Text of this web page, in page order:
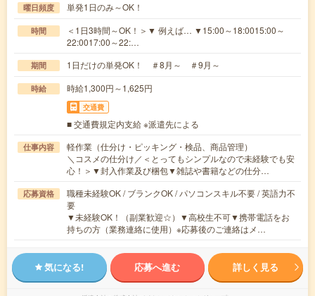
曜日頻度 単発1日のみ～OK！
時間
＜1日3時間～OK！＞▼ 例えば… ▼15:00～18:0015:00～
22:0017:00～22:…
期間 1日だけの単発OK！ ＃8月～ ＃9月～
時給 時給1,300円～1,625円
交通費
■ 交通費規定内支給 ※派遣先による
仕事内容
軽作業（仕分け・ピッキング・検品、商品管理）
＼コスメの仕分け／＜とってもシンプルなので未経験でも安
心！＞▼封入作業及び梱包▼雑誌や書籍などの仕分…
応募資格
職種未経験OK / ブランクOK / パソコンスキル不要 / 英語力不
要
▼未経験OK！（副業歓迎☆）▼高校生不可▼携帯電話をお
持ちの方（業務連絡に使用）※応募後のご連絡はメ…
気になる! 応募へ進む 詳しく見る